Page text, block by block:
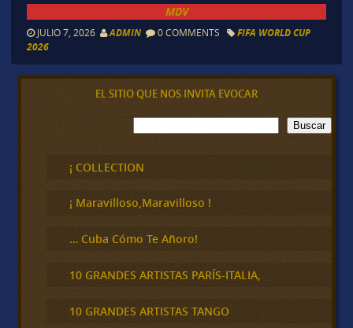
MDV
JULIO 7, 2026 ADMIN 0 COMMENTS
FIFA WORLD CUP
2026
EL SITIO QUE NOS INVITA EVOCAR
B
u
c
a
Buscar
¡ COLLECTION
¡ Maravilloso,Maravilloso !
… Cuba Cómo Te Añoro!
10 GRANDES ARTISTAS PARÍS-ITALIA,
10 GRANDES ARTISTAS TANGO